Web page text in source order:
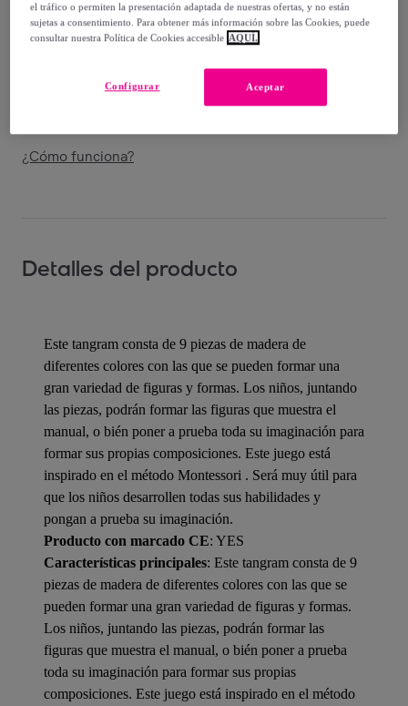
Entrega
y el26/08
¿Cómo funciona?
Detalles del producto
Este tangram consta de 9 piezas de madera de
diferentes colores con las que se pueden formar una
gran variedad de figuras y formas. Los niños, juntando
las piezas, podrán formar las figuras que muestra el
manual, o bién poner a prueba toda su imaginación para
formar sus propias composiciones. Este juego está
inspirado en el método Montessori . Será muy útil para
que los niños desarrollen todas sus habilidades y
pongan a prueba su imaginación.
Producto con marcado CE: YES
Características principales: Este tangram consta de 9
piezas de madera de diferentes colores con las que se
pueden formar una gran variedad de figuras y formas.
Los niños, juntando las piezas, podrán formar las
figuras que muestra el manual, o bién poner a prueba
toda su imaginación para formar sus propias
composiciones. Este juego está inspirado en el método
el tráfico o permiten la presentación adaptada de nuestras ofertas, y no están
sujetas a consentimiento. Para obtener más información sobre las Cookies, puede
consultar nuestra Política de Cookies accesible AQUÍ.
Aceptar
Configurar